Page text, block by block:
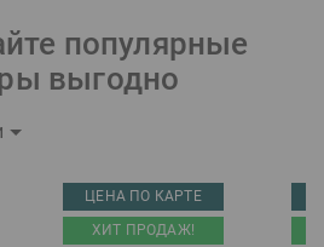
популярные
выгодно
ЦЕНА ПО КАРТЕ
ХИТ ПРОДАЖ!